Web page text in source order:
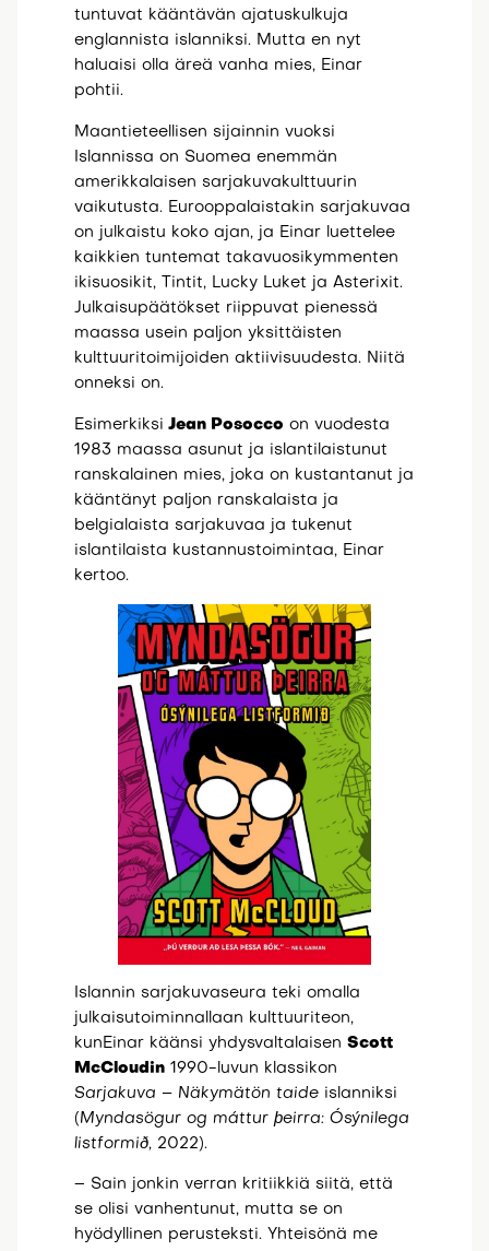
tuntuvat kääntävän ajatuskulkuja
englannista islanniksi. Mutta en nyt
haluaisi olla äreä vanha mies, Einar
pohtii.
Maantieteellisen sijainnin vuoksi
Islannissa on Suomea enemmän
amerikkalaisen sarjakuvakulttuurin
vaikutusta. Eurooppalaistakin sarjakuvaa
on julkaistu koko ajan, ja Einar luettelee
kaikkien tuntemat takavuosikymmenten
ikisuosikit, Tintit, Lucky Luket ja Asterixit.
Julkaisupäätökset riippuvat pienessä
maassa usein paljon yksittäisten
kulttuuritoimijoiden aktiivisuudesta. Niitä
onneksi on.
Esimerkiksi Jean Posocco on vuodesta
1983 maassa asunut ja islantilaistunut
ranskalainen mies, joka on kustantanut ja
kääntänyt paljon ranskalaista ja
belgialaista sarjakuvaa ja tukenut
islantilaista kustannustoimintaa, Einar
kertoo.
Islannin sarjakuvaseura teki omalla
julkaisutoiminnallaan kulttuuriteon,
kunEinar käänsi yhdysvaltalaisen Scott
McCloudin1990-luvun klassikon
Sarjakuva – Näkymätön taideislanniksi
(Myndasögur og máttur þeirra: Ósýnilega
listformið, 2022).
– Sain jonkin verran kritiikkiä siitä, että
se olisi vanhentunut, mutta se on
hyödyllinen perusteksti. Yhteisönä me